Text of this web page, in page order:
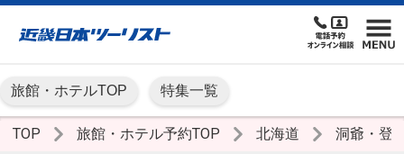
旅館・ホテルTOP 特集一覧
TOP 旅館・ホテル予約TOP 北海道 洞爺・登